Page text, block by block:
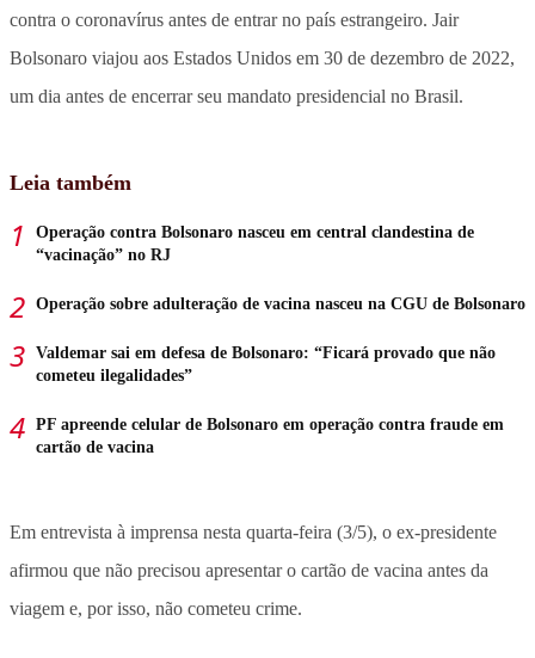
contra o coronavírus antes de entrar no país estrangeiro. Jair
Bolsonaro viajou aos Estados Unidos em 30 de dezembro de 2022,
um dia antes de encerrar seu mandato presidencial no Brasil.
Leia também
Operação contra Bolsonaro nasceu em central clandestina de
“vacinação” no RJ
Operação sobre adulteração de vacina nasceu na CGU de Bolsonaro
Valdemar sai em defesa de Bolsonaro: “Ficará provado que não
cometeu ilegalidades”
PF apreende celular de Bolsonaro em operação contra fraude em
cartão de vacina
Em entrevista à imprensa nesta quarta-feira (3/5), o ex-presidente
afirmou que não precisou apresentar o cartão de vacina antes da
viagem e, por isso, não cometeu crime.